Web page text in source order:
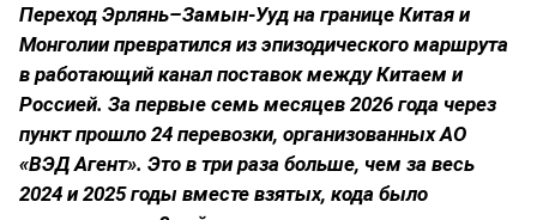
Переход Эрлянь–Замын-Ууд на границе Китая и
Монголии превратился из эпизодического маршрута
в работающий канал поставок между Китаем и
Россией. За первые семь месяцев 2026 года через
пункт прошло 24 перевозки, организованных АО
«ВЭД Агент». Это в три раза больше, чем за весь
2024 и 2025 годы вместе взятых, кода было